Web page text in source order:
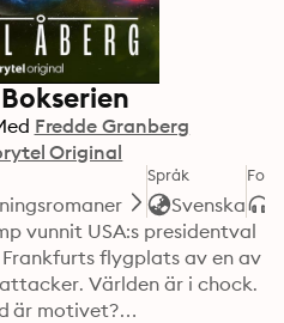
Fredde Granberg
Original
Språk
Svenska
vunnit USA:s presidentval
flygplats av en av
Världen är i chock.
är motivet?